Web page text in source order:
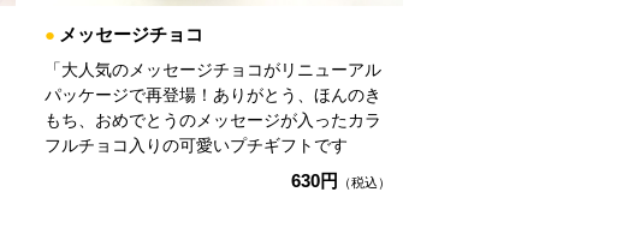
● メッセージチョコ
「大人気のメッセージチョコがリニューアル
パッケージで再登場！ありがとう、ほんのき
もち、おめでとうのメッセージが入ったカラ
フルチョコ入りの可愛いプチギフトです
630円 （税込）